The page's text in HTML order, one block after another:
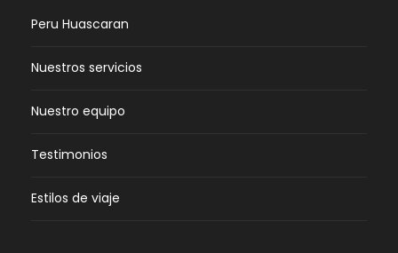
Peru Huascaran
Nuestros servicios
Nuestro equipo
Testimonios
Estilos de viaje